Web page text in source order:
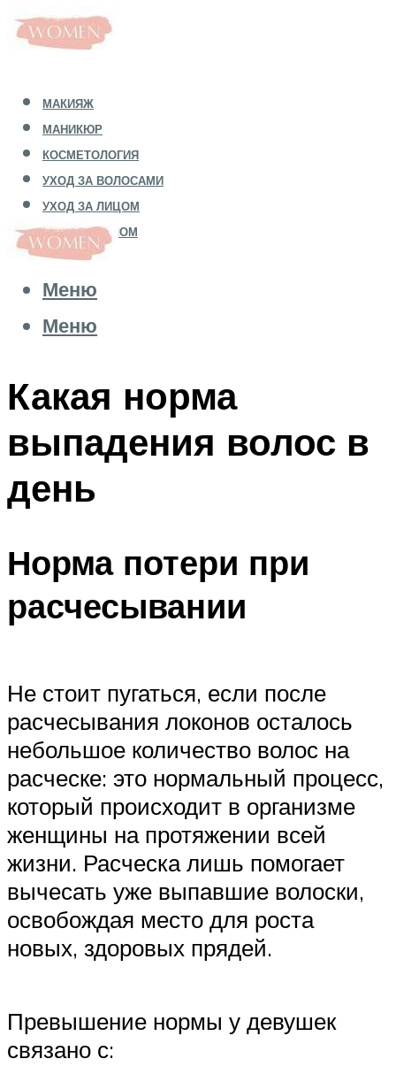
МАКИЯЖ
МАНИКЮР
КОСМЕТОЛОГИЯ
УХОД ЗА ВОЛОСАМИ
УХОД ЗА ЛИЦОМ
УХОД ЗА ТЕЛОМ
Меню
Меню
Какая норма
выпадения волос в
день
Норма потери при
расчесывании
Не стоит пугаться, если после
расчесывания локонов осталось
небольшое количество волос на
расческе: это нормальный процесс,
который происходит в организме
женщины на протяжении всей
жизни. Расческа лишь помогает
вычесать уже выпавшие волоски,
освобождая место для роста
новых, здоровых прядей.
Превышение нормы у девушек
связано с: